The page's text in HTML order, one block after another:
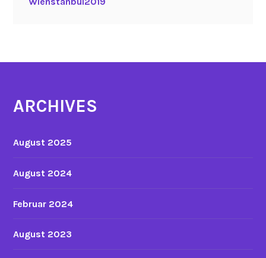
ARCHIVES
August 2025
August 2024
Februar 2024
August 2023